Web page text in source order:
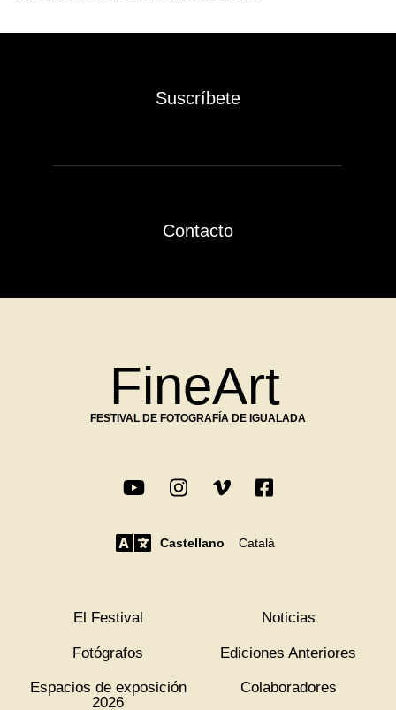
Suscríbete
Contacto
FineArt
FESTIVAL DE FOTOGRAFÍA DE IGUALADA
Castellano Català
El Festival
Fotógrafos
Espacios de exposición
2026
Noticias
Ediciones Anteriores
Colaboradores